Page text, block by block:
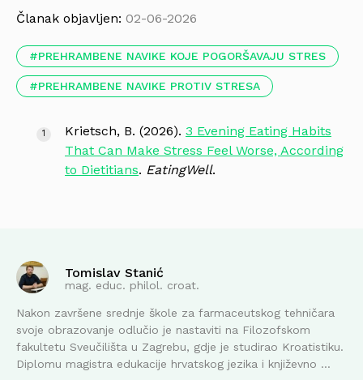
Članak objavljen: 02-06-2026
PREHRAMBENE NAVIKE KOJE POGORŠAVAJU STRES
PREHRAMBENE NAVIKE PROTIV STRESA
Krietsch, B. (2026). 3 Evening Eating Habits
That Can Make Stress Feel Worse, According
to Dietitians. EatingWell.
Tomislav Stanić
mag. educ. philol. croat.
Nakon završene srednje škole za farmaceutskog tehničara
svoje obrazovanje odlučio je nastaviti na Filozofskom
fakultetu Sveučilišta u Zagrebu, gdje je studirao Kroatistiku.
Diplomu magistra edukacije hrvatskog jezika i književno ...